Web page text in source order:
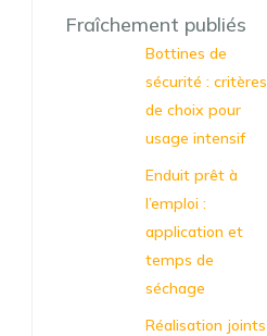
Fraîchement publiés
Bottines de
sécurité : critères
de choix pour
usage intensif
Enduit prêt à
l’emploi :
application et
temps de
séchage
Réalisation joints